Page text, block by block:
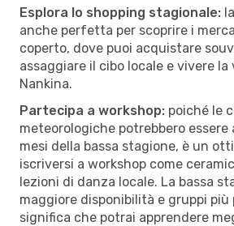
Esplora lo shopping stagionale:
anche perfetta per scoprire i
coperto, dove puoi acquistare
assaggiare il cibo locale e vivere
Nankina.
Partecipa a workshop: poiché le
meteorologiche potrebbero
mesi della bassa stagione, è un
iscriversi a workshop come
lezioni di danza locale. La bassa
maggiore disponibilità e gruppi più
significa che potrai apprendere